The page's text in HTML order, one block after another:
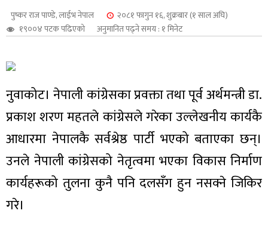
पुष्कर राज पाण्डे,लाईभ नेपाल
२०८१ फागुन १६, शुक्रबार (१ साल अघि)
१९००४ पटक पढिएको
अनुमानित पढ्ने समय : १ मिनेट
नुवाकोट। नेपाली कांग्रेसका प्रवक्ता तथा पूर्व अर्थमन्त्री डा.
प्रकाश शरण महतले कांग्रेसले गरेका उल्लेखनीय कार्यकै
आधारमा नेपालकै सर्वश्रेष्ठ पार्टी भएको बताएका छन्।
उनले नेपाली कांग्रेसको नेतृत्वमा भएका विकास निर्माण
कार्यहरूको तुलना कुनै पनि दलसँग हुन नसक्ने जिकिर
गरे।